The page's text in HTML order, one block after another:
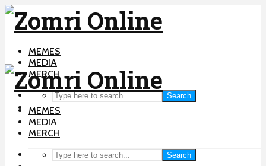
MEMES
MEDIA
MERCH
Search
MEMES
MEDIA
MERCH
Search